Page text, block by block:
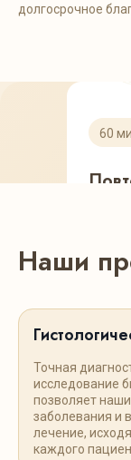
долгосрочное
60
7
Наши
Точная
исследование
позволяет
заболевания и
лечение,
каждого